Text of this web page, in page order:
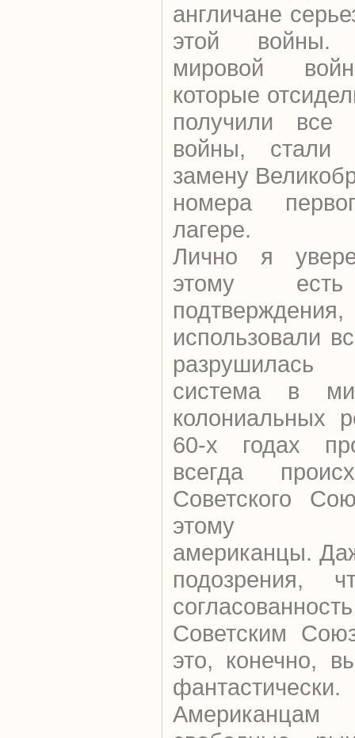
англичане
этой войны.
мировой
которые
получили
войны, стали
замену
номера
лагере.
Лично я
этому есть
использовали
система в
колониальных
60-х годах
всегда
Советского
этому
американцы.
подозрения,
Советским
это, конечно,
фантастически.